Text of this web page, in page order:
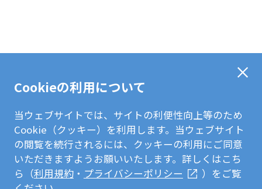
Cookieの利用について
当ウェブサイトでは、サイトの利便性向上等のため
Cookie（クッキー）を利用します。当ウェブサイト
の閲覧を続行されるには、クッキーの利用にご同意
いただきますようお願いいたします。詳しくはこち
ら（利用規約・ プライバシーポリシー
）をご覧